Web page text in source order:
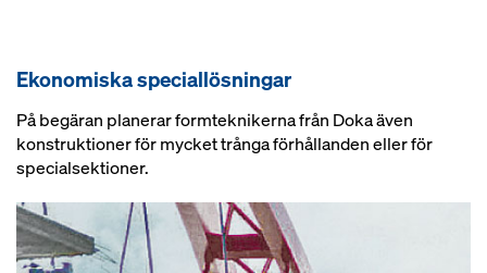
Ekonomiska speciallösningar
På begäran planerar formteknikerna från Doka även
konstruktioner för mycket trånga förhållanden eller för
specialsektioner.